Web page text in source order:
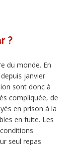
?
du monde. En
janvier
sont donc à
compliquée, de
en prison à la
en fuite. Les
seul repas